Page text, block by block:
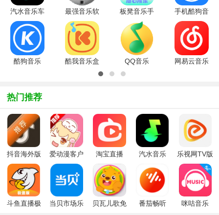
汽水音乐车
机版5.0下
载安卓最新
版汽水音乐
车
最强音乐软
件(J.River
Media
Center)v30.0.
板凳音乐手
机版v9.1.4
安卓版
手机酷狗音
乐
202612.3.8
官方版
酷狗音乐
官方最新版
酷我音乐盒
QQ音乐
2026绿色
网易云音乐
热门推荐
抖音海外版
tiktok下载最
新免费版
爱动漫客户
端
淘宝直播
app免费版
(点淘)
汽水音乐
方车机版
2026最新版
乐视网TV版
电视版
(CIBN乐视
频)
斗鱼直播极
当贝市场乐
贝瓦儿歌免
番茄畅听
咪咕音乐